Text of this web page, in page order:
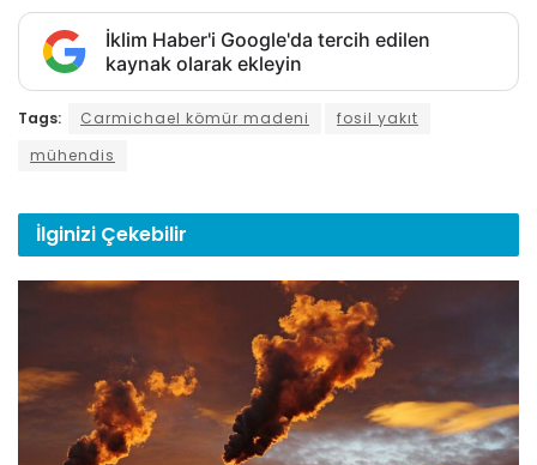
İklim Haber'i Google'da tercih edilen
kaynak olarak ekleyin
Tags: Carmichael kömür madeni
fosil yakıt
mühendis
İlginizi Çekebilir